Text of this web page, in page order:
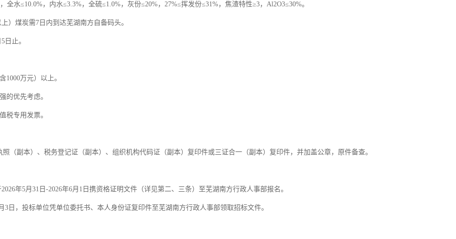
全水≤10.0%，内水≤3.3%，全硫≤1.0%，灰份≤20%，27%≤挥发份≤31%，焦渣特性≥3，Al2O3≤30%。
）煤炭需7日内到达芜湖南方自备码头。
日止。
1000万元）以上。
的优先考虑。
税专用发票。
（副本）、税务登记证（副本）、组织机构代码证（副本）复印件或三证合一（副本）复印件，并加盖公章，原件备查。
年5月31日-2026年6月1日携资格证明文件（详见第二、三条）至芜湖南方行政人事部报名。
3日，投标单位凭单位委托书、本人身份证复印件至芜湖南方行政人事部领取招标文件。